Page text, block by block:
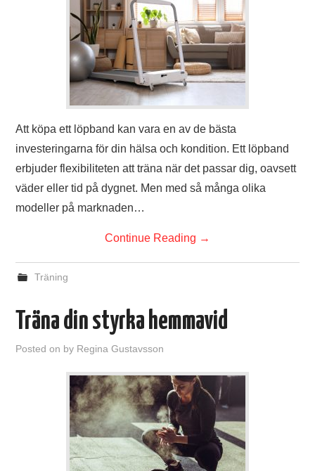
Att köpa ett löpband kan vara en av de bästa
investeringarna för din hälsa och kondition. Ett löpband
erbjuder flexibiliteten att träna när det passar dig, oavsett
väder eller tid på dygnet. Men med så många olika
modeller på marknaden…
Continue Reading →
Träning
Träna din styrka hemmavid
Posted on by Regina Gustavsson